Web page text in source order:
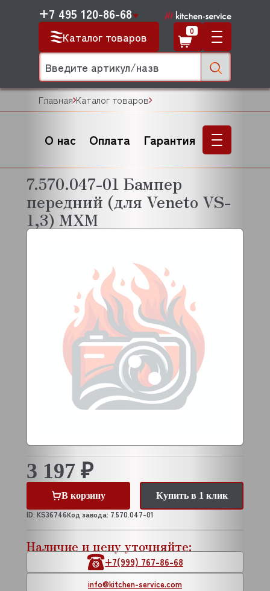
Каталог товаров
+7 495 120-86-68
0
Главная Каталог товаров
О нас Оплата Гарантия
7.570.047-01 Бампер
передний (для Veneto VS-
1,3) МХМ
3 197 ₽
В корзину
Купить в 1 клик
ID: KS36746Код завода: 7.570.047-01
Наличие и цену уточняйте:
+7(999) 767-86-68
info@kitchen-service.com